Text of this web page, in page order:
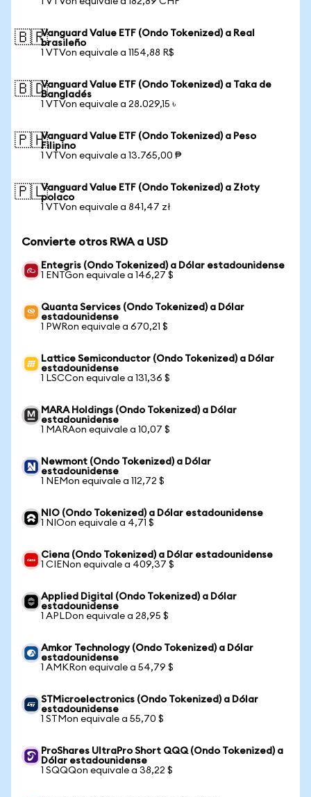
🇧🇷Vanguard Value ETF (Ondo Tokenized) a Real
brasileño
1 VTVon equivale a 1154,88 R$
🇧🇩Vanguard Value ETF (Ondo Tokenized) a Taka de
Bangladés
1 VTVon equivale a 28.029,15 ৳
🇵🇭Vanguard Value ETF (Ondo Tokenized) a Peso
Filipino
1 VTVon equivale a 13.765,00 ₱
🇵🇱Vanguard Value ETF (Ondo Tokenized) a Złoty
polaco
1 VTVon equivale a 841,47 zł
Convierte otros RWA a USD
Entegris (Ondo Tokenized) a Dólar estadounidense
1 ENTGon equivale a 146,27 $
Quanta Services (Ondo Tokenized) a Dólar
estadounidense
1 PWRon equivale a 670,21 $
Lattice Semiconductor (Ondo Tokenized) a Dólar
estadounidense
1 LSCCon equivale a 131,36 $
MARA Holdings (Ondo Tokenized) a Dólar
estadounidense
1 MARAon equivale a 10,07 $
Newmont (Ondo Tokenized) a Dólar
estadounidense
1 NEMon equivale a 112,72 $
NIO (Ondo Tokenized) a Dólar estadounidense
1 NIOon equivale a 4,71 $
Ciena (Ondo Tokenized) a Dólar estadounidense
1 CIENon equivale a 409,37 $
Applied Digital (Ondo Tokenized) a Dólar
estadounidense
1 APLDon equivale a 28,95 $
Amkor Technology (Ondo Tokenized) a Dólar
estadounidense
1 AMKRon equivale a 54,79 $
STMicroelectronics (Ondo Tokenized) a Dólar
estadounidense
1 STMon equivale a 55,70 $
ProShares UltraPro Short QQQ (Ondo Tokenized) a
Dólar estadounidense
1 SQQQon equivale a 38,22 $